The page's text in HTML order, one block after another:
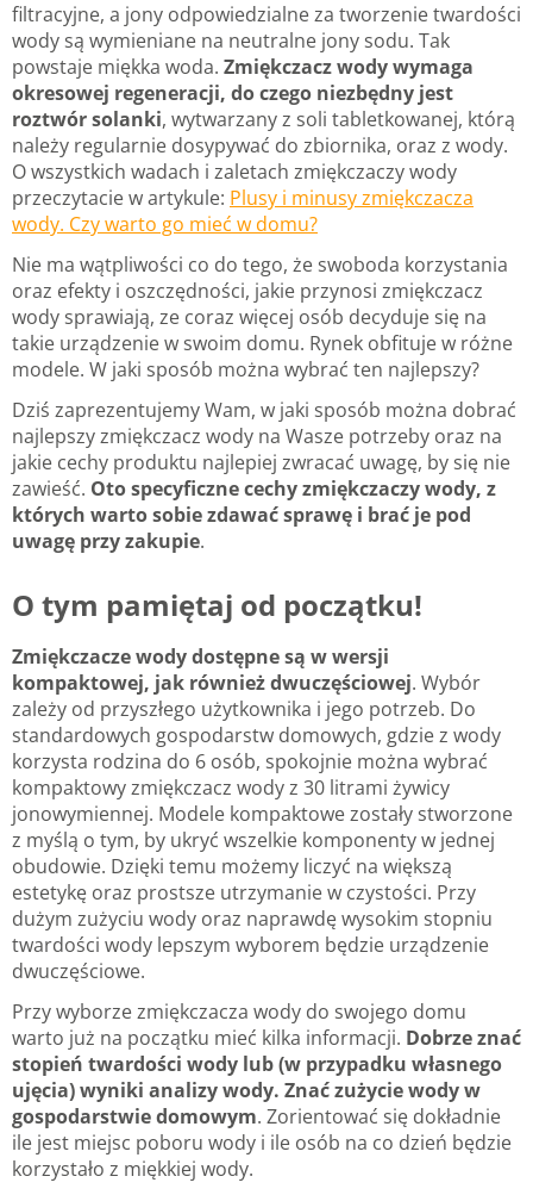
filtracyjne, a jony odpowiedzialne za tworzenie twardości
wody są wymieniane na neutralne jony sodu. Tak
powstaje miękka woda. Zmiękczacz wody wymaga
okresowej regeneracji, do czego niezbędny jest
roztwór solanki, wytwarzany z soli tabletkowanej, którą
należy regularnie dosypywać do zbiornika, oraz z wody.
O wszystkich wadach i zaletach zmiękczaczy wody
przeczytacie w artykule: Plusy i minusy zmiękczacza
wody. Czy warto go mieć w domu?
Nie ma wątpliwości co do tego, że swoboda korzystania
oraz efekty i oszczędności, jakie przynosi zmiękczacz
wody sprawiają, ze coraz więcej osób decyduje się na
takie urządzenie w swoim domu. Rynek obfituje w różne
modele. W jaki sposób można wybrać ten najlepszy?
Dziś zaprezentujemy Wam, w jaki sposób można dobrać
najlepszy zmiękczacz wody na Wasze potrzeby oraz na
jakie cechy produktu najlepiej zwracać uwagę, by się nie
zawieść. Oto specyficzne cechy zmiękczaczy wody, z
których warto sobie zdawać sprawę i brać je pod
uwagę przy zakupie.
O tym pamiętaj od początku!
Zmiękczacze wody dostępne są w wersji
kompaktowej, jak również dwuczęściowej. Wybór
zależy od przyszłego użytkownika i jego potrzeb. Do
standardowych gospodarstw domowych, gdzie z wody
korzysta rodzina do 6 osób, spokojnie można wybrać
kompaktowy zmiękczacz wody z 30 litrami żywicy
jonowymiennej. Modele kompaktowe zostały stworzone
z myślą o tym, by ukryć wszelkie komponenty w jednej
obudowie. Dzięki temu możemy liczyć na większą
estetykę oraz prostsze utrzymanie w czystości. Przy
dużym zużyciu wody oraz naprawdę wysokim stopniu
twardości wody lepszym wyborem będzie urządzenie
dwuczęściowe.
Przy wyborze zmiękczacza wody do swojego domu
warto już na początku mieć kilka informacji. Dobrze znać
stopień twardości wody lub (w przypadku własnego
ujęcia) wyniki analizy wody. Znać zużycie wody w
gospodarstwie domowym. Zorientować się dokładnie
ile jest miejsc poboru wody i ile osób na co dzień będzie
korzystało z miękkiej wody.